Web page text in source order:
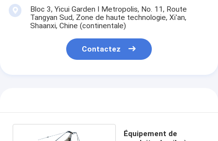
Bloc 3, Yicui Garden I Metropolis, No. 11, Route
Tangyan Sud, Zone de haute technologie, Xi'an,
Shaanxi, Chine (continentale)
Contactez
Équipement de